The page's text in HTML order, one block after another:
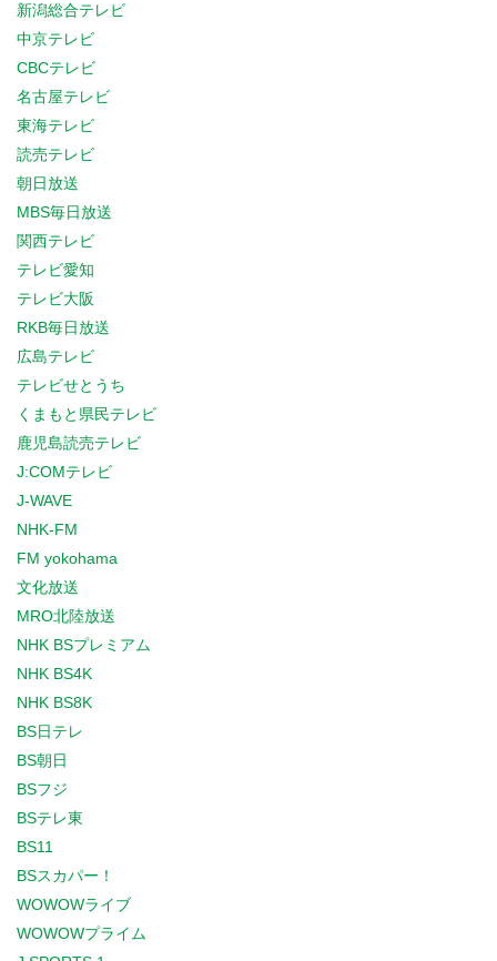
新潟総合テレビ
中京テレビ
CBCテレビ
名古屋テレビ
東海テレビ
読売テレビ
朝日放送
MBS毎日放送
関西テレビ
テレビ愛知
テレビ大阪
RKB毎日放送
広島テレビ
テレビせとうち
くまもと県民テレビ
鹿児島読売テレビ
J:COMテレビ
J-WAVE
NHK-FM
FM yokohama
文化放送
MRO北陸放送
NHK BSプレミアム
NHK BS4K
NHK BS8K
BS日テレ
BS朝日
BSフジ
BSテレ東
BS11
BSスカパー！
WOWOWライブ
WOWOWプライム